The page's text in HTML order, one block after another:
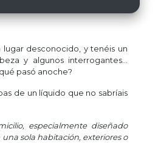
lugar desconocido, y tenéis un
y algunos interrogantes…
pasó anoche?
de un líquido que no sabríais
especialmente diseñado
sola habitación, exteriores o